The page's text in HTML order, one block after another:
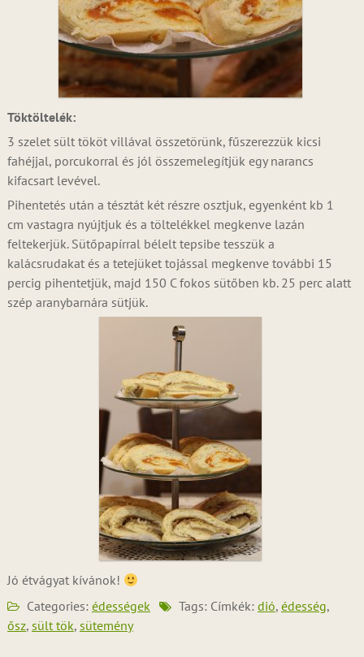
Töktöltelék:
3 szelet sült tököt villával összetörünk, fűszerezzük kicsi
fahéjjal, porcukorral és jól összemelegítjük egy narancs
kifacsart levével.
Pihentetés után a tésztát két részre osztjuk, egyenként kb 1
cm vastagra nyújtjuk és a töltelékkel megkenve lazán
feltekerjük. Sütőpapírral bélelt tepsibe tesszük a
kalácsrudakat és a tetejüket tojással megkenve további 15
percig pihentetjük, majd 150 C fokos sütőben kb. 25 perc alatt
szép aranybarnára sütjük.
Jó étvágyat kívánok!
Categories: édességek Tags: Címkék: dió, édesség,
ősz, sült tök, sütemény